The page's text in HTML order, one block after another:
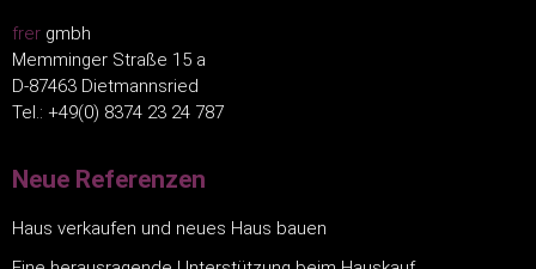
frer gmbh
Memminger Straße 15 a
D-87463 Dietmannsried
Tel.: +49(0) 8374 23 24 787
Neue Referenzen
Haus verkaufen und neues Haus bauen